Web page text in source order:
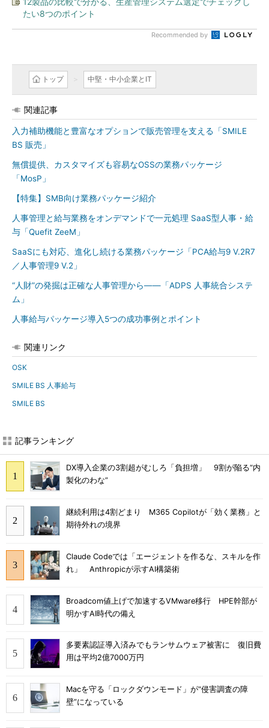
たい8つのポイント
Recommended by
トップ 中堅・中小企業とIT
関連記事
入力補助機能と豊富なオプションで販売管理を支える「SMILE
BS 販売」
無償提供、カスタマイズも容易なOSSの業務パッケージ
「MosP」
【特集】SMB向け業務パッケージ紹介
人事管理と給与業務をオンデマンドで一元処理 SaaS型人事・給
与「Quefit ZeeM」
SaaSにも対応、進化し続ける業務パッケージ「PCA給与9 V.2R7
／人事管理9 V.2」
“人財”の発掘は正確な人事管理から――「ADPS 人事統合システ
ム」
人事給与パッケージ導入5つの成功事例とポイント
関連リンク
OSK
SMILE BS 人事給与
SMILE BS
記事ランキング
DX導入企業の3割超がむしろ「負担増」 9割が陥る“内
製化のわな”
継続利用は4割どまり M365 Copilotが「効く業務」と
期待外れの境界
Claude Codeでは「エージェントを作るな、スキルを作
れ」 Anthropicが示すAI構築術
Broadcom値上げで加速するVMware移行 HPE幹部が
明かすAI時代の備え
多要素認証導入済みでもランサムウェア被害に 復旧費
用は平均2億7000万円
Macを守る「ロックダウンモード」が“侵害調査の障
壁”になっている